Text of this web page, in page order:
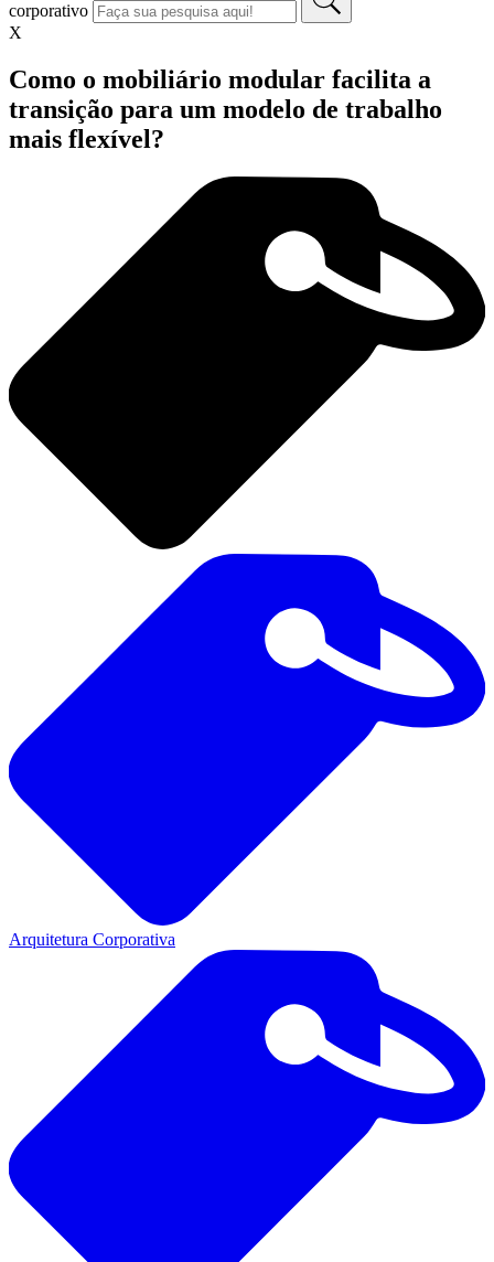
corporativo
X
Como o mobiliário modular facilita a
transição para um modelo de trabalho
mais flexível?
Arquitetura Corporativa